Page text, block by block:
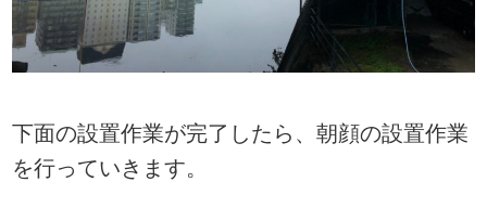
下面の設置作業が完了したら、朝顔の設置作業
を行っていきます。